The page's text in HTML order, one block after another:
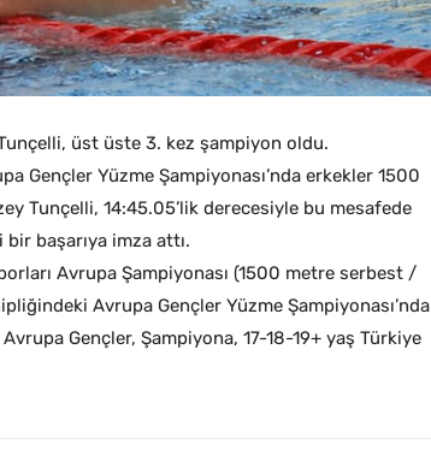
üst üste 3. kez şampiyon oldu.
Gençler Yüzme Şampiyonası’nda erkekler 1500
Tunçelli, 14:45.05’lik derecesiyle bu mesafede
başarıya imza attı.
Avrupa Şampiyonası (1500 metre serbest /
Avrupa Gençler Yüzme Şampiyonası’nda
Gençler, Şampiyona, 17-18-19+ yaş Türkiye